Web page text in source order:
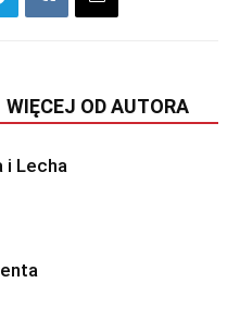
WIĘCEJ OD AUTORA
i Lecha